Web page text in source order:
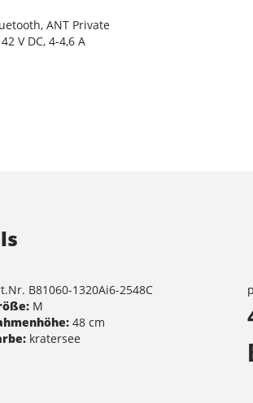
ANT Private
V DC, 4-4,6 A
B81060-1320Ai6-2548C
M
48 cm
kratersee